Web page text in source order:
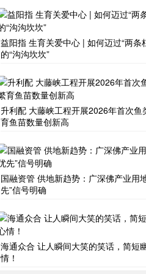
益阳指 生育关爱中心 | 如何迈过“两条
的“沟沟坎坎”
升利配 大藤峡工程开展2026年首次鱼
育鱼苗数量创新高
国融资管 供地新趋势：广深佛产业用
先”信号明确
海通众合 让人瞬间大笑的笑话，简短
情！